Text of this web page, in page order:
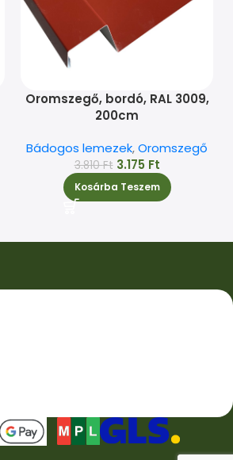
Oromszegő, bordó, RAL 3009,
200cm
Bádogos lemezek,Oromszegő
3.810Ft 3.175 Ft
Kosárba Teszem